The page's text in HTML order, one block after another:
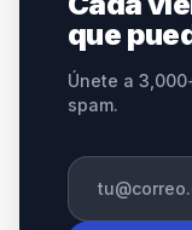
que
Únete a
spam.